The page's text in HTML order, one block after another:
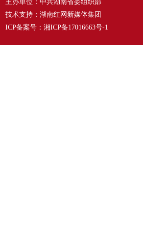
主办单位：中共湖南省委组织部
技术支持：湖南红网新媒体集团
ICP备案号： 湘ICP备17016663号-1